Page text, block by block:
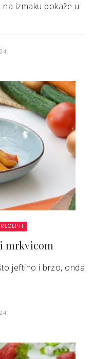
izmaku pokaže u
mrkvicom
jeftino i brzo, onda